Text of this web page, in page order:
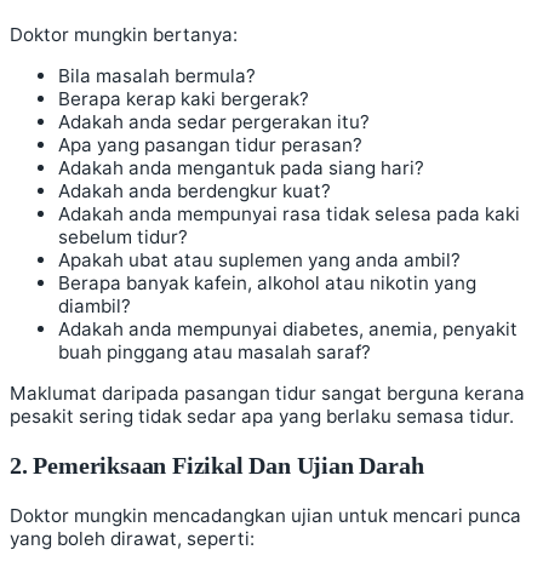
Doktor mungkin bertanya:
Bila masalah bermula?
Berapa kerap kaki bergerak?
Adakah anda sedar pergerakan itu?
Apa yang pasangan tidur perasan?
Adakah anda mengantuk pada siang hari?
Adakah anda berdengkur kuat?
Adakah anda mempunyai rasa tidak selesa pada kaki
sebelum tidur?
Apakah ubat atau suplemen yang anda ambil?
Berapa banyak kafein, alkohol atau nikotin yang
diambil?
Adakah anda mempunyai diabetes, anemia, penyakit
buah pinggang atau masalah saraf?
Maklumat daripada pasangan tidur sangat berguna kerana
pesakit sering tidak sedar apa yang berlaku semasa tidur.
2. Pemeriksaan Fizikal Dan Ujian Darah
Doktor mungkin mencadangkan ujian untuk mencari punca
yang boleh dirawat, seperti: